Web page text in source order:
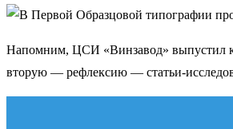
Напомним, ЦСИ «Винзавод» выпустил
вторую — рефлексию — статьи-